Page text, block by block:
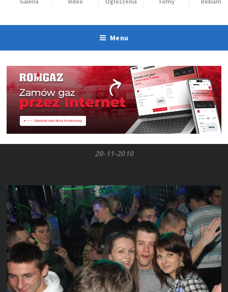
Menu
20-11-2010